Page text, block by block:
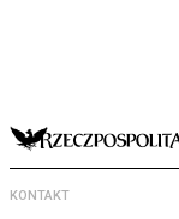
KONTAKT